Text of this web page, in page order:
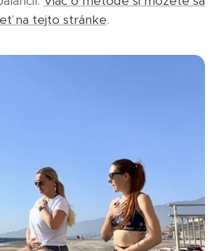
na tejto stránke.